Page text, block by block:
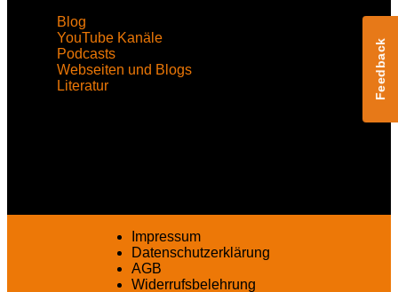
Blog
YouTube Kanäle
Podcasts
Webseiten und Blogs
Literatur
Impressum
Datenschutzerklärung
AGB
Widerrufsbelehrung
Feedback